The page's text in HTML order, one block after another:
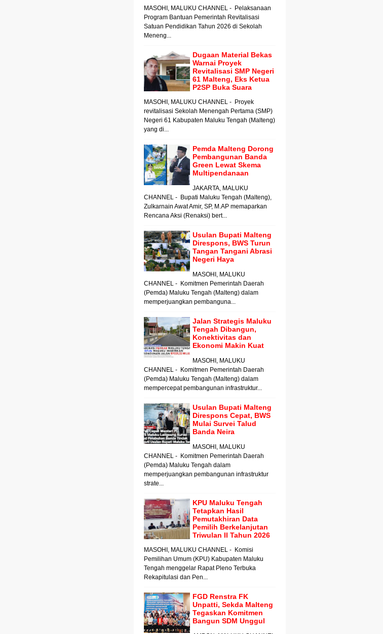
MASOHI, MALUKU CHANNEL - Pelaksanaan
Program Bantuan Pemerintah Revitalisasi
Satuan Pendidikan Tahun 2026 di Sekolah
Meneng...
Dugaan Material Bekas
Warnai Proyek
Revitalisasi SMP Negeri
61 Malteng, Eks Ketua
P2SP Buka Suara
MASOHI, MALUKU CHANNEL - Proyek
revitalisasi Sekolah Menengah Pertama (SMP)
Negeri 61 Kabupaten Maluku Tengah (Malteng)
yang di...
Pemda Malteng Dorong
Pembangunan Banda
Green Lewat Skema
Multipendanaan
JAKARTA, MALUKU
CHANNEL - Bupati Maluku Tengah (Malteng),
Zulkarnain Awat Amir, SP, M.AP memaparkan
Rencana Aksi (Renaksi) bert...
Usulan Bupati Malteng
Direspons, BWS Turun
Tangan Tangani Abrasi
Negeri Haya
MASOHI, MALUKU
CHANNEL - Komitmen Pemerintah Daerah
(Pemda) Maluku Tengah (Malteng) dalam
memperjuangkan pembanguna...
Jalan Strategis Maluku
Tengah Dibangun,
Konektivitas dan
Ekonomi Makin Kuat
MASOHI, MALUKU
CHANNEL - Komitmen Pemerintah Daerah
(Pemda) Maluku Tengah (Malteng) dalam
mempercepat pembangunan infrastruktur...
Usulan Bupati Malteng
Direspons Cepat, BWS
Mulai Survei Talud
Banda Neira
MASOHI, MALUKU
CHANNEL - Komitmen Pemerintah Daerah
(Pemda) Maluku Tengah dalam
memperjuangkan pembangunan infrastruktur
strate...
KPU Maluku Tengah
Tetapkan Hasil
Pemutakhiran Data
Pemilih Berkelanjutan
Triwulan II Tahun 2026
MASOHI, MALUKU CHANNEL - Komisi
Pemilihan Umum (KPU) Kabupaten Maluku
Tengah menggelar Rapat Pleno Terbuka
Rekapitulasi dan Pen...
FGD Renstra FK
Unpatti, Sekda Malteng
Tegaskan Komitmen
Bangun SDM Unggul